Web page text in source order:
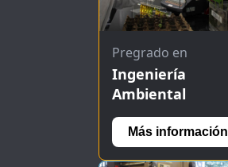
Pregrado en
Ingeniería
Ambiental
Más información